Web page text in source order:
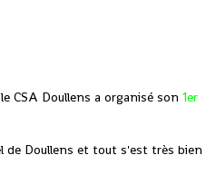
CSA Doullens a organisé son 1er
de Doullens et tout s'est très bien